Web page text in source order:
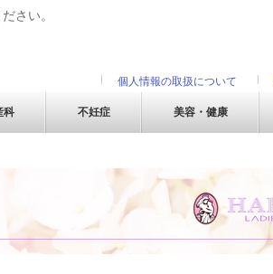
さい。
科 不妊症 美容・健康
個人情報の取扱について